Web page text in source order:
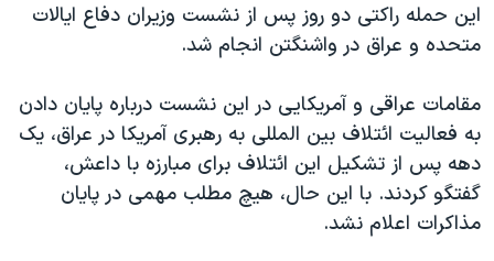
این حمله راکتی دو روز پس از نشست وزیران دفاع ایالات
متحده و عراق در واشنگتن انجام شد.
مقامات عراقی و آمریکایی در این نشست درباره پایان دادن
به فعالیت ائتلاف بین المللی به رهبری آمریکا در عراق، یک
دهه پس از تشکیل این ائتلاف برای مبارزه با داعش،
گفتگو کردند. با این حال، هیچ مطلب مهمی در پایان
مذاکرات اعلام نشد.